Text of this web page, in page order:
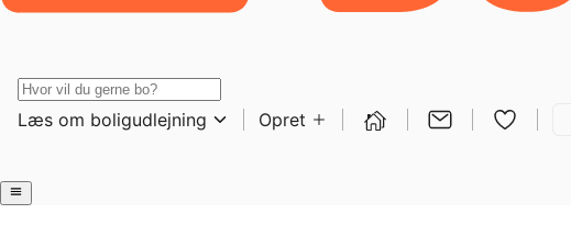
Læs om boligudlejning Opret